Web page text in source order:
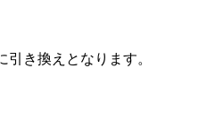
き換えとなります。